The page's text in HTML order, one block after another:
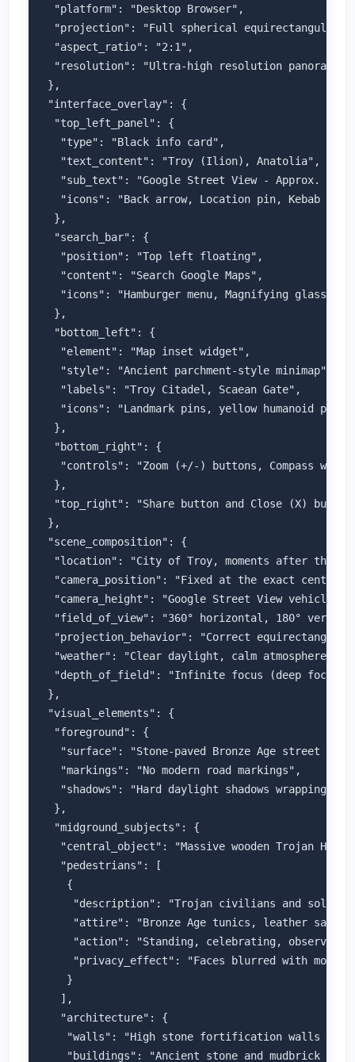
"platform": "Desktop Browser",
"projection": "Full spherical equirectangular",
"aspect_ratio": "2:1",
"resolution": "Ultra-high resolution panoramic
},
"interface_overlay": {
"top_left_panel": {
"type": "Black info card",
"text_content": "Troy (Ilion), Anatolia",
"sub_text": "Google Street View - Approx. 12th
"icons": "Back arrow, Location pin, Kebab
},
"search_bar": {
"position": "Top left floating",
"content": "Search Google Maps",
"icons": "Hamburger menu, Magnifying glass,
},
"bottom_left": {
"element": "Map inset widget",
"style": "Ancient parchment-style minimap",
"labels": "Troy Citadel, Scaean Gate",
"icons": "Landmark pins, yellow humanoid
},
"bottom_right": {
"controls": "Zoom (+/-) buttons, Compass
},
"top_right": "Share button and Close (X)
},
"scene_composition": {
"location": "City of Troy, moments after the
"camera_position": "Fixed at the exact center
"camera_height": "Google Street View vehicle-
"field_of_view": "360° horizontal, 180°
"projection_behavior": "Correct
"weather": "Clear daylight, calm atmosphere",
"depth_of_field": "Infinite focus (deep focus
},
"visual_elements": {
"foreground": {
"surface": "Stone-paved Bronze Age street
"markings": "No modern road markings",
"shadows": "Hard daylight shadows wrapping
},
"midground_subjects": {
"central_object": "Massive wooden Trojan
"pedestrians": [
{
"description": "Trojan civilians and soldiers
"attire": "Bronze Age tunics, leather
"action": "Standing, celebrating, observing
"privacy_effect": "Faces blurred with modern
}
],
"architecture": {
"walls": "High stone fortification walls of
"buildings": "Ancient stone and mudbrick